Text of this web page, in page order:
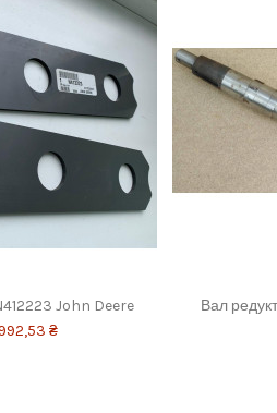
John Deere
₴
Вал